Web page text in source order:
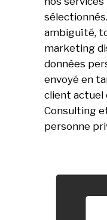
ambiguïté,
marketing
données
envoyé en
client actuel
Consulting
personne